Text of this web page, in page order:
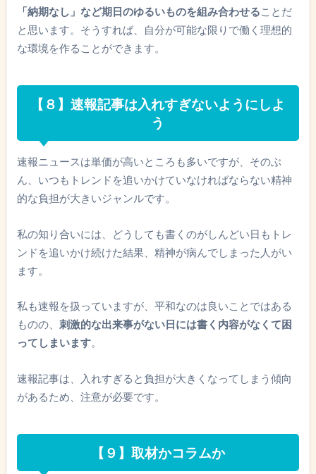
「納期なし」など期日のゆるいものを組み合わせることだ
と思います。そうすれば、自分が可能な限りで働く理想的
な環境を作ることができます。
【８】速報記事は入れすぎないようにしよ
う
速報ニュースは単価が高いところも多いですが、そのぶ
ん、いつもトレンドを追いかけていなければならない精神
的な負担が大きいジャンルです。
私の知り合いには、どうしても書くのがしんどい日もトレ
ンドを追いかけ続けた結果、精神が病んでしまった人がい
ます。
私も速報を扱っていますが、平和なのは良いことではある
ものの、 刺激的な出来事がない日には書く内容がなくて困
ってしまいます。
速報記事は、入れすぎると負担が大きくなってしまう傾向
があるため、注意が必要です。
【９】取材かコラムか